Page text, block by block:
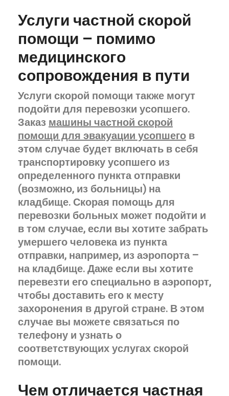
Услуги частной скорой
помощи – помимо
медицинского
сопровождения в пути
Услуги скорой помощи также могут
подойти для перевозки усопшего.
Заказ машины частной скорой
помощи для эвакуации усопшего в
этом случае будет включать в себя
транспортировку усопшего из
определенного пункта отправки
(возможно, из больницы) на
кладбище. Скорая помощь для
перевозки больных может подойти и
в том случае, если вы хотите забрать
умершего человека из пункта
отправки, например, из аэропорта –
на кладбище. Даже если вы хотите
перевезти его специально в аэропорт,
чтобы доставить его к месту
захоронения в другой стране. В этом
случае вы можете связаться по
телефону и узнать о
соответствующих услугах скорой
помощи.
Чем отличается частная